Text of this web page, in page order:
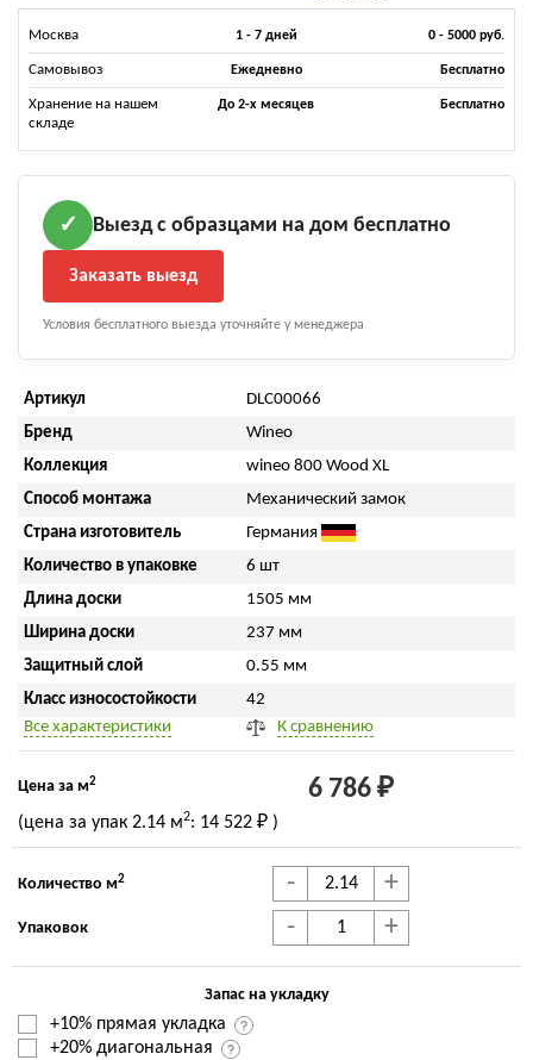
Москва 1 - 7 дней 0 - 5000 руб.
Самовывоз Ежедневно Бесплатно
Хранение на нашем
складе
До 2-х месяцев Бесплатно
✓ Выезд с образцами на дом бесплатно
Заказать выезд
Условия бесплатного выезда уточняйте у менеджера
Артикул
DLC00066
Бренд
Wineo
Коллекция
wineo 800 Wood XL
Способ монтажа
Механический замок
Страна изготовитель
Германия
Количество в упаковке
6 шт
Длина доски
1505 мм
Ширина доски
237 мм
Защитный слой
0.55 мм
Класс износостойкости
42
Все характеристики
К сравнению
Цена за м2 6 786 ₽
(цена за упак 2.14 м2: 14 522 ₽ )
Количество м2 - +
Упаковок - +
Запас на укладку
+10% прямая укладка
+20% диагональная